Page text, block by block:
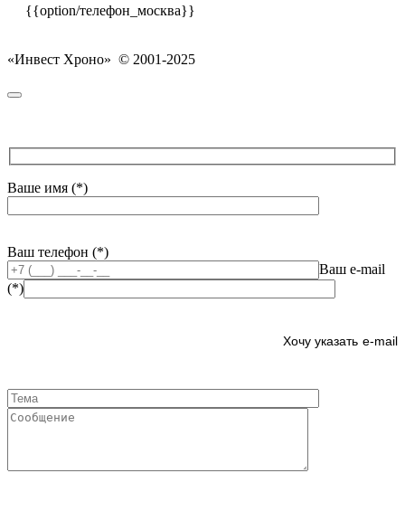
{{option/телефон_москва}}
«Инвест Хроно» © 2001-2025
Ваше имя (*)
Ваш телефон (*)
Ваш e-mail
(*)
e-mail